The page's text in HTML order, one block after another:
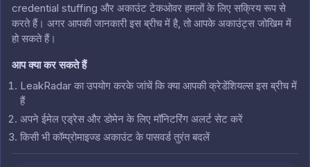
credential stuffing और अकाउंट टेकओवर हमलों के लिए सक्रिय रूप से
करते हैं। अगर आपकी जानकारी इस ब्रीच में है, तो आपके अकाउंट्स जोखिम में
हो सकते हैं।
आप क्या कर सकते हैं
LeakRadar का उपयोग करके जांचें कि क्या आपकी क्रेडेंशियल्स इस ब्रीच में
हैं
अपने ईमेल एड्रेस और डोमेन के लिए मॉनिटरिंग अलर्ट सेट करें
किसी भी कॉम्प्रोमाइज्ड अकाउंट के पासवर्ड तुरंत बदलें